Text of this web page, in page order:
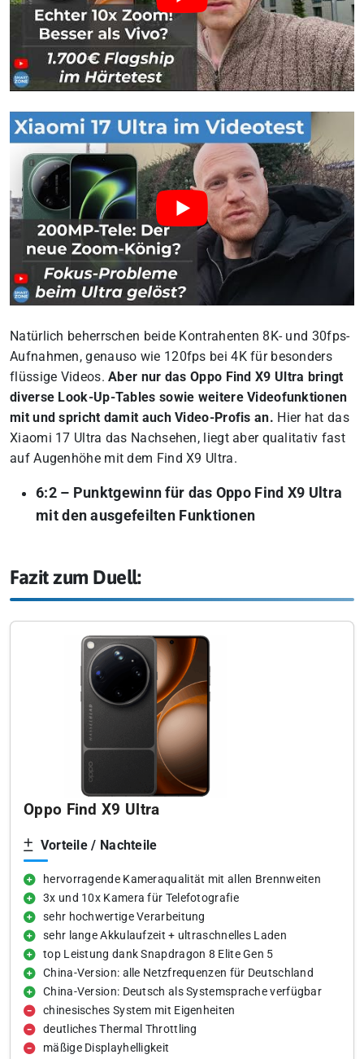
Natürlich beherrschen beide Kontrahenten 8K- und 30fps-
Aufnahmen, genauso wie 120fps bei 4K für besonders
flüssige Videos.Aber nur das Oppo Find X9 Ultra bringt
diverse Look-Up-Tables sowie weitere Videofunktionen
mit und spricht damit auch Video-Profis an. Hier hat das
Xiaomi 17 Ultra das Nachsehen, liegt aber qualitativ fast
auf Augenhöhe mit dem Find X9 Ultra.
6:2 – Punktgewinn für das Oppo Find X9 Ultra
mit den ausgefeilten Funktionen
Fazit zum Duell:
Oppo Find X9 Ultra
Vorteile / Nachteile
hervorragende Kameraqualität mit allen Brennweiten
3x und 10x Kamera für Telefotografie
sehr hochwertige Verarbeitung
sehr lange Akkulaufzeit + ultraschnelles Laden
top Leistung dank Snapdragon 8 Elite Gen 5
China-Version: alle Netzfrequenzen für Deutschland
China-Version: Deutsch als Systemsprache verfügbar
chinesisches System mit Eigenheiten
deutliches Thermal Throttling
mäßige Displayhelligkeit